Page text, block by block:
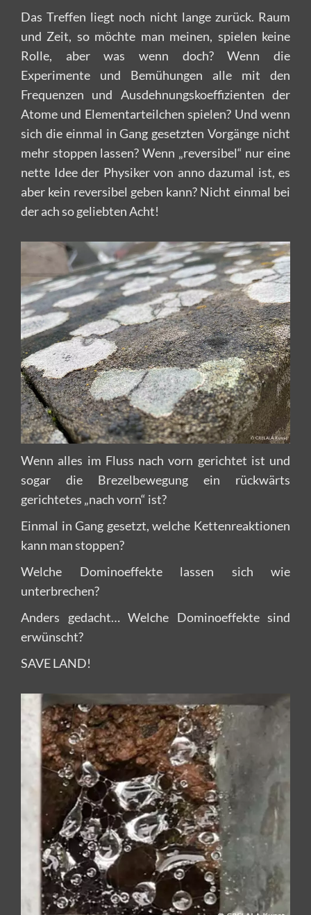
Das Treffen liegt noch nicht lange zurück. Raum
und Zeit, so möchte man meinen, spielen keine
Rolle, aber was wenn doch? Wenn die
Experimente und Bemühungen alle mit den
Frequenzen und Ausdehnungskoeffizienten der
Atome und Elementarteilchen spielen? Und wenn
sich die einmal in Gang gesetzten Vorgänge nicht
mehr stoppen lassen? Wenn „reversibel“ nur eine
nette Idee der Physiker von anno dazumal ist, es
aber kein reversibel geben kann? Nicht einmal bei
der ach so geliebten Acht!
Wenn alles im Fluss nach vorn gerichtet ist und
sogar die Brezelbewegung ein rückwärts
gerichtetes „nach vorn“ ist?
Einmal in Gang gesetzt, welche Kettenreaktionen
kann man stoppen?
Welche Dominoeffekte lassen sich wie
unterbrechen?
Anders gedacht… Welche Dominoeffekte sind
erwünscht?
SAVE LAND!